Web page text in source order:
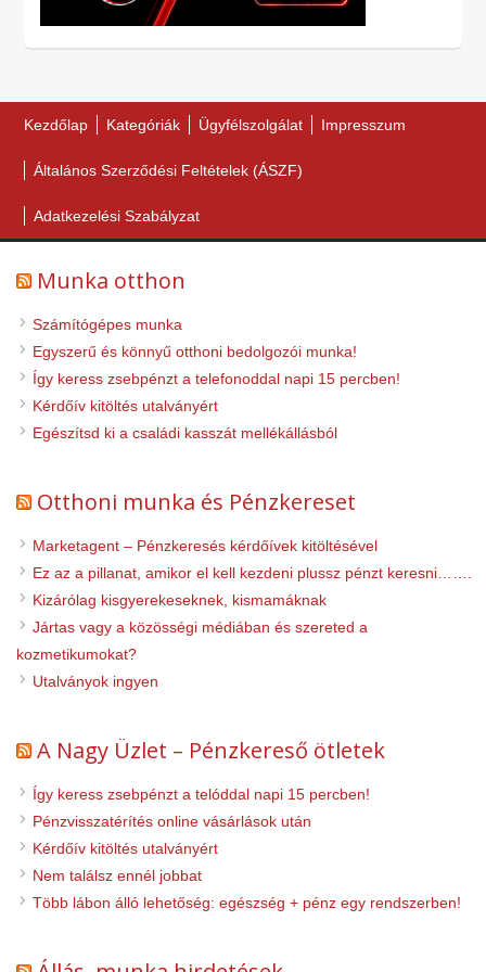
Kezdőlap Kategóriák Ügyfélszolgálat Impresszum
Általános Szerződési Feltételek (ÁSZF)
Adatkezelési Szabályzat
Munka otthon
Számítógépes munka
Egyszerű és könnyű otthoni bedolgozói munka!
Így keress zsebpénzt a telefonoddal napi 15 percben!
Kérdőív kitöltés utalványért
Egészítsd ki a családi kasszát mellékállásból
Otthoni munka és Pénzkereset
Marketagent – Pénzkeresés kérdőívek kitöltésével
Ez az a pillanat, amikor el kell kezdeni plussz pénzt keresni…….
Kizárólag kisgyerekeseknek, kismamáknak
Jártas vagy a közösségi médiában és szereted a
kozmetikumokat?
Utalványok ingyen
A Nagy Üzlet – Pénzkereső ötletek
Így keress zsebpénzt a telóddal napi 15 percben!
Pénzvisszatérítés online vásárlások után
Kérdőív kitöltés utalványért
Nem találsz ennél jobbat
Több lábon álló lehetőség: egészség + pénz egy rendszerben!